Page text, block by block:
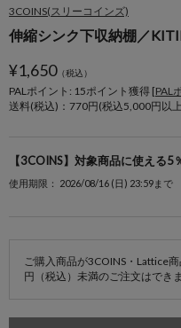
3COINS(スリーコインズ)
伸縮シンク下収納棚／
¥1,650（税込）
PALポイント: 15ポイント獲得 [PAL
送料(税込)：770円(税込5,000円以
【3COINS】対象商品に使える5
使用期限： 2026/08/16 (日) 23:59まで
ご購入商品が3COINS・Lattice
円（税込）未満のご注文はできま